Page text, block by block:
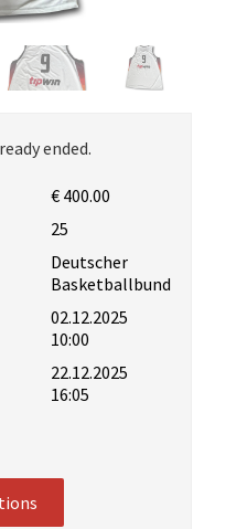
ended.
€ 400.00
25
Deutscher
Basketballbund
02.12.2025
10:00
22.12.2025
16:05